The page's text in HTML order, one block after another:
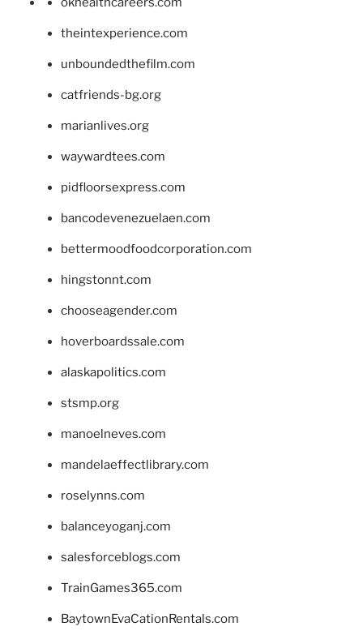
theintexperience.com
unboundedthefilm.com
catfriends-bg.org
marianlives.org
waywardtees.com
pidfloorsexpress.com
bancodevenezuelaen.com
bettermoodfoodcorporation.com
hingstonnt.com
chooseagender.com
hoverboardssale.com
alaskapolitics.com
stsmp.org
manoelneves.com
mandelaeffectlibrary.com
roselynns.com
balanceyoganj.com
salesforceblogs.com
TrainGames365.com
BaytownEvaCationRentals.com